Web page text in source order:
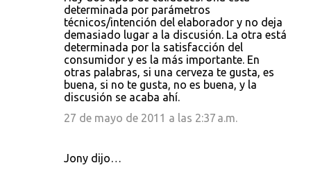
determinada por parámetros
técnicos/intención del elaborador y no deja
demasiado lugar a la discusión. La otra está
determinada por la satisfacción del
consumidor y es la más importante. En
otras palabras, si una cerveza te gusta, es
buena, si no te gusta, no es buena, y la
discusión se acaba ahí.
27 de mayo de 2011 a las 2:37 a.m.
Jony dijo…